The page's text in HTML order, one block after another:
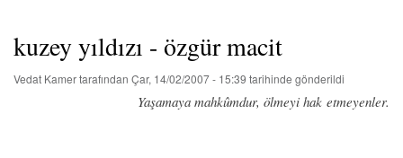
kuzey yıldızı - özgür macit
Vedat Kamertarafından Çar, 14/02/2007 - 15:39 tarihinde gönderildi
Yaşamaya mahkûmdur, ölmeyi hak etmeyenler.